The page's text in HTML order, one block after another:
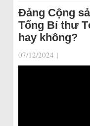
Đảng Cộng
Tổng Bí thư
hay không?
07/12/2024 |